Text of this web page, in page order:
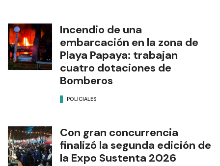
Incendio de una
embarcación en la zona de
Playa Papaya: trabajan
cuatro dotaciones de
Bomberos
POLICIALES
Con gran concurrencia
finalizó la segunda edición de
la Expo Sustenta 2026